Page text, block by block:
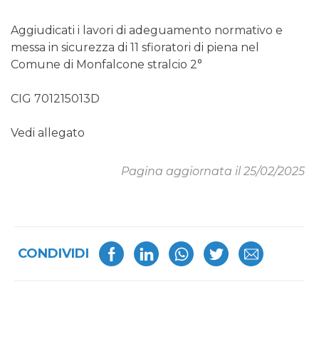
Aggiudicati i lavori di adeguamento normativo e
messa in sicurezza di 11 sfioratori di piena nel
Comune di Monfalcone stralcio 2°
CIG 701215013D
Vedi allegato
Pagina aggiornata il 25/02/2025
CONDIVIDI